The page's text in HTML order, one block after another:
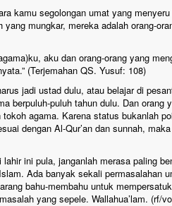
kamu segolongan umat yang
yang mungkar, mereka adalah orang-
aku dan orang-orang yang
(Terjemahan QS. Yusuf: 108)
jadi ustad dulu, atau belajar di
berpuluh-puluh tahun dulu. Dan orang
agama. Karena status bukanlah
dengan Al-Qur’an dan sunnah,
ini pula, janganlah merasa paling
Ada banyak sekali permasalahan
bahu-membahu untuk
yang sepele. Wallahua’lam. (rf/